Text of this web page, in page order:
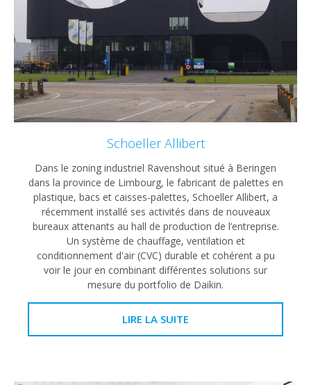
Schoeller Allibert
Dans le zoning industriel Ravenshout situé à Beringen
dans la province de Limbourg, le fabricant de palettes en
plastique, bacs et caisses-palettes, Schoeller Allibert, a
récemment installé ses activités dans de nouveaux
bureaux attenants au hall de production de l’entreprise.
Un système de chauffage, ventilation et
conditionnement d'air (CVC) durable et cohérent a pu
voir le jour en combinant différentes solutions sur
mesure du portfolio de Daikin.
LIRE LA SUITE